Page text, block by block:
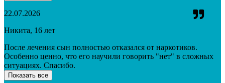
22.07.2026
Никита, 16 лет
После лечения сын полностью отказался от наркотиков.
Особенно ценно, что его научили говорить "нет" в сложных
ситуациях. Спасибо.
Показать все